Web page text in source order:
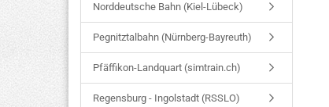
Norddeutsche Bahn (Kiel-Lübeck)
Pegnitztalbahn (Nürnberg-Bayreuth)
Pfäffikon-Landquart (simtrain.ch)
Regensburg - Ingolstadt (RSSLO)